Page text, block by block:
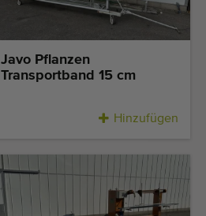
Javo Pflanzen
Transportband 15 cm
Hinzufügen